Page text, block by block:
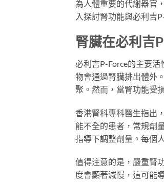
為人體重要的代謝器官
入探討腎功能與必利吉
腎臟在必利吉
必利吉P-Force的主要
物會通過腎臟排出體外
聚。然而，當腎功能受
香港腎科專科醫生指出
能不全的患者，常規劑
指導下調整劑量。每個
值得注意的是，嚴重腎
度會顯著減慢，這可能